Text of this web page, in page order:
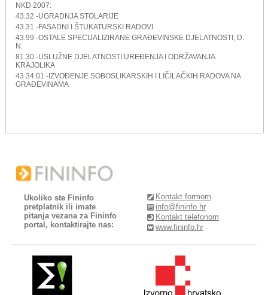
NKD 2007:
43.32 -UGRADNJA STOLARIJE
43.31 -FASADNI I ŠTUKATURSKI RADOVI
43.99 -OSTALE SPECIJALIZIRANE GRAĐEVINSKE DJELATNOSTI, D.
N.
81.30 -USLUŽNE DJELATNOSTI UREĐENJA I ODRŽAVANJA
KRAJOLIKA
43.34.01 -IZVOĐENJE SOBOSLIKARSKIH I LIČILAČKIH RADOVA NA
GRAĐEVINAMA
Ukoliko ste Fininfo
pretplatnik ili imate
pitanja vezana za Fininfo
portal, kontaktirajte nas:
Kontakt formom
info@fininfo.hr
Kontakt telefonom
www.fininfo.hr